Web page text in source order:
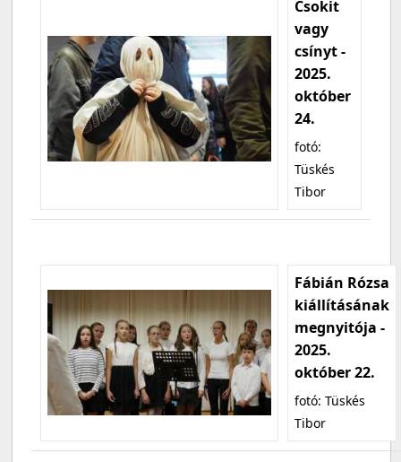
Csokit
vagy
csínyt -
2025.
október
24.
fotó:
Tüskés
Tibor
Fábián Rózsa
kiállításának
megnyitója -
2025.
október 22.
fotó: Tüskés
Tibor